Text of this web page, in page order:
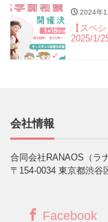
2024年
【スペ
2025/1/
会社情報
合同会社RANAOS（ラ
〒154-0034 東京都渋谷
Facebook